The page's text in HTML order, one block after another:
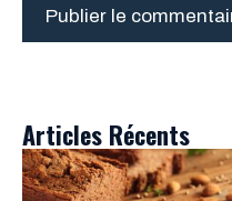
Articles Récents